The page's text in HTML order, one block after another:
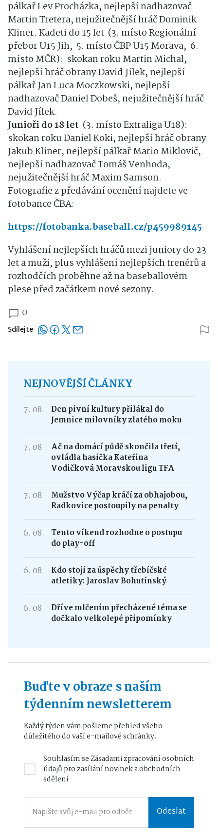
pálkař Lev Procházka, nejlepší nadhazovač
Martin Tretera, nejužitečnější hráč Dominik
Kliner. Kadeti do 15 let (3. místo Regionální
přebor U15 Jih, 5. místo ČBP U15 Morava, 6.
místo MČR): skokan roku Martin Michal,
nejlepší hráč obrany David Jílek, nejlepší
pálkař Jan Luca Moczkowski, nejlepší
nadhazovač Daniel Dobeš, nejužitečnější hráč
David Jílek.
Junioři do 18 let (3. místo Extraliga U18):
skokan roku Daniel Koki, nejlepší hráč obrany
Jakub Kliner, nejlepší pálkař Mario Miklovič,
nejlepší nadhazovač Tomáš Venhoda,
nejužitečnější hráč Maxim Samson.
Fotografie z předávání ocenění najdete ve
fotobance ČBA:
https://fotobanka.baseball.cz/p459989145
Vyhlášení nejlepších hráčů mezi juniory do 23
let a muži, plus vyhlášení nejlepších trenérů a
rozhodčích proběhne až na baseballovém
plese před začátkem nové sezony.
0
Sdílejte
NEJNOVĚJŠÍ ČLÁNKY
7. 08.
Den pivní kultury přilákal do
Jemnice milovníky zlatého moku
7. 08.
Ač na domácí půdě skončila třetí,
ovládla hasička Kateřina
Vodičková Moravskou ligu TFA
7. 08.
Mužstvo Výčap kráčí za obhajobou,
Radkovice postoupily na penalty
6. 08.
Tento víkend rozhodne o postupu
do play-off
6. 08.
Kdo stojí za úspěchy třebíčské
atletiky: Jaroslav Bohutínský
6. 08.
Dříve mlčením přecházené téma se
dočkalo velkolepé připomínky
Buďte v obraze s naším
týdenním newsletterem
Každý týden vám pošleme přehled všeho
důležitého do vaší e-mailové schránky.
Souhlasím seZásadami zpracování osobních
údajůpro zasílání novinek a obchodních
sdělení
Odeslat